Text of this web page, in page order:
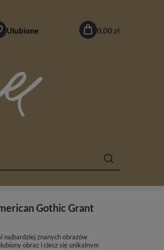
Ulubione 0,00 zł
Gothic Grant
najbardziej znanych obrazów
obraz i ciesz się unikalnym